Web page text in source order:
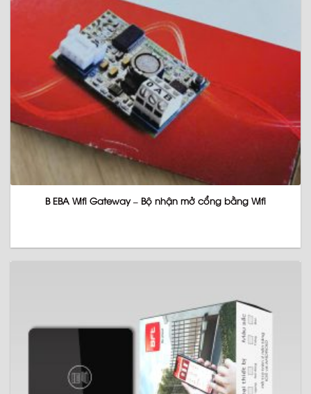
B EBA Wifi Gateway – Bộ nhận mở cổng bằng Wifi